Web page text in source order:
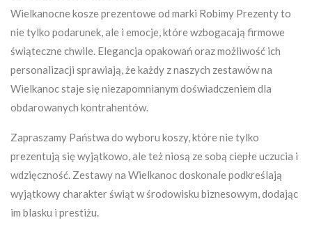
Wielkanocne kosze prezentowe od marki Robimy Prezenty to
nie tylko podarunek, ale i emocje, które wzbogacają firmowe
świąteczne chwile. Elegancja opakowań oraz możliwość ich
personalizacji sprawiają, że każdy z naszych zestawów na
Wielkanoc staje się niezapomnianym doświadczeniem dla
obdarowanych kontrahentów.
Zapraszamy Państwa do wyboru koszy, które nie tylko
prezentują się wyjątkowo, ale też niosą ze sobą ciepłe uczucia i
wdzięczność. Zestawy na Wielkanoc doskonale podkreślają
wyjątkowy charakter świąt w środowisku biznesowym, dodając
im blasku i prestiżu.